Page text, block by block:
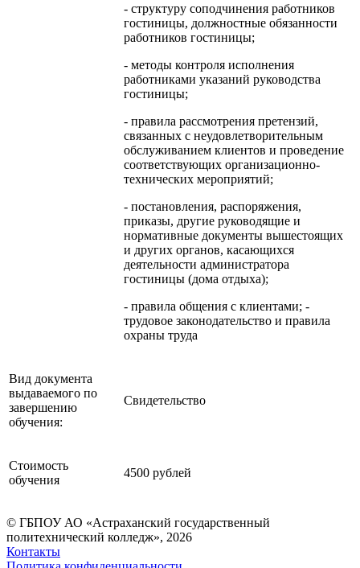
- структуру соподчинения работников
гостиницы, должностные обязанности
работников гостиницы;
- методы контроля исполнения
работниками указаний руководства
гостиницы;
- правила рассмотрения претензий,
связанных с неудовлетворительным
обслуживанием клиентов и проведение
соответствующих организационно-
технических мероприятий;
- постановления, распоряжения,
приказы, другие руководящие и
нормативные документы вышестоящих
и других органов, касающихся
деятельности администратора
гостиницы (дома отдыха);
- правила общения с клиентами; -
трудовое законодательство и правила
охраны труда
Вид документа
выдаваемого по
завершению
обучения:
Свидетельство
Стоимость
обучения
4500 рублей
© ГБПОУ АО «Астраханский государственный
политехнический колледж», 2026
Контакты